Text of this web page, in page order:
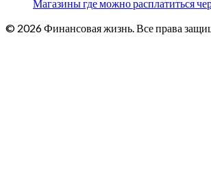
Магазины где можно расплатиться
© 2026 Финансовая жизнь. Все права